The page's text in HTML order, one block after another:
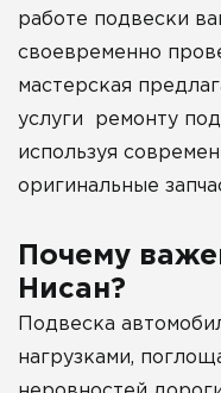
работе подвески
своевременно
мастерская
услуги ремонту
используя
оригинальные
Почему
Нисан?
Подвеска
нагрузками,